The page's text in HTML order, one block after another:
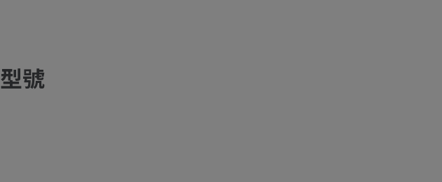
型號